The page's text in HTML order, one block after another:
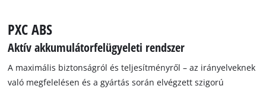
PXC ABS
Aktív akkumulátorfelügyeleti rendszer
A maximális biztonságról és teljesítményről – az irányelveknek
való megfelelésen és a gyártás során elvégzett szigorú